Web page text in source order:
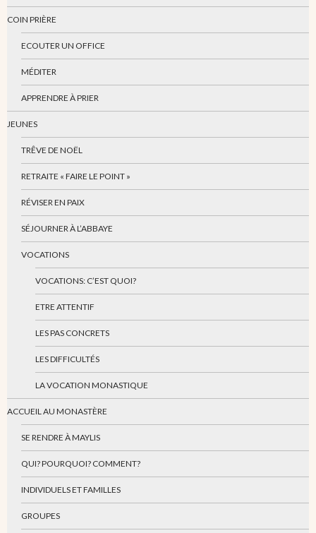
COIN PRIÈRE
ECOUTER UN OFFICE
MÉDITER
APPRENDRE À PRIER
JEUNES
TRÊVE DE NOËL
RETRAITE « FAIRE LE POINT »
RÉVISER EN PAIX
SÉJOURNER À L’ABBAYE
VOCATIONS
VOCATIONS: C’EST QUOI?
ETRE ATTENTIF
LES PAS CONCRETS
LES DIFFICULTÉS
LA VOCATION MONASTIQUE
ACCUEIL AU MONASTÈRE
SE RENDRE À MAYLIS
QUI? POURQUOI? COMMENT?
INDIVIDUELS ET FAMILLES
GROUPES